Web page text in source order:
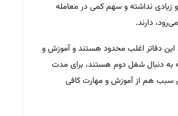
نداشته و سهم کمی در معامله
دارند.
این دفاتر اغلب محدود هستند و آموزش و
به دنبال شغل دوم هستند، برای مدت
سبب هم از آموزش و مهارت کافی